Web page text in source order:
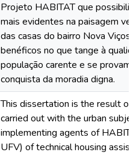
Projeto HABITAT que
mais evidentes na paisagem
das casas do bairro Nova
benéficos no que tange à
população carente e se provam
conquista da moradia digna.
This dissertation is the result of
carried out with the urban
implementing agents of
UFV) of technical housing